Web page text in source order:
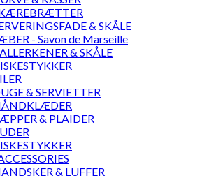
& SKÅLE
- Savon de Marseille
& SKÅLE
& SERVIETTER
& PLAIDER
& LUFFER